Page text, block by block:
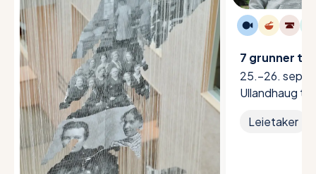
7 grunner til
25.–26.
Ullandhaug til
Leietaker